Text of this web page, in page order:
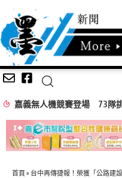
嘉義無人機競賽登場 73隊
首頁 » 台中再傳捷報！榮獲「公路建